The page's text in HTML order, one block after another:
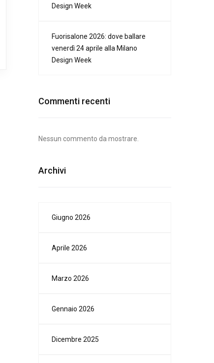
Design Week
Fuorisalone 2026: dove ballare
venerdì 24 aprile alla Milano
Design Week
Commenti recenti
Nessun commento da mostrare.
Archivi
Giugno 2026
Aprile 2026
Marzo 2026
Gennaio 2026
Dicembre 2025